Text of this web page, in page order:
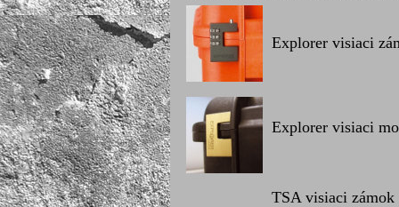
Explorer visiaci
Explorer visiaci
TSA visiaci zámok